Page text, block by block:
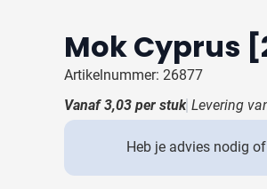
Weggevertjes
Tassen
Gereedschap & Veiligheid
Mok Cyprus
Artikelnummer: 26877
Vanaf3,03 per stuk Levering
Heb je advies nodig